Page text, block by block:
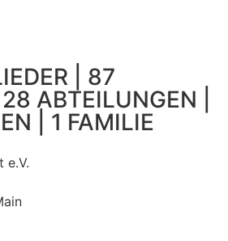
| 87
ABTEILUNGEN |
| 1 FAMILIE
e.V.